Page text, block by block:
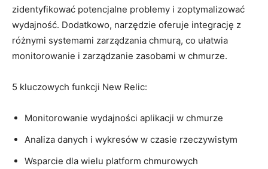
zidentyfikować⁣ potencjalne problemy i ‌zoptymalizować
wydajność. Dodatkowo, ⁢narzędzie oferuje integrację z
różnymi systemami zarządzania chmurą, co ułatwia
monitorowanie i zarządzanie zasobami w chmurze.
5 kluczowych funkcji ⁣New Relic:
Monitorowanie wydajności aplikacji w‌ chmurze
Analiza danych ⁤i wykresów w czasie rzeczywistym
Wsparcie dla wielu⁤ platform‌ chmurowych